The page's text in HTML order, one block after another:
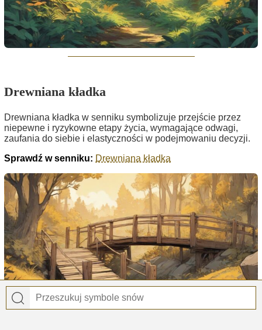
Drewniana kładka
Drewniana kładka w senniku symbolizuje przejście przez
niepewne i ryzykowne etapy życia, wymagające odwagi,
zaufania do siebie i elastyczności w podejmowaniu decyzji.
Sprawdź w senniku: Drewniana kładka